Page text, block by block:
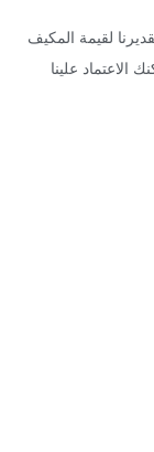
لقيمة المكيف
الاعتماد علينا